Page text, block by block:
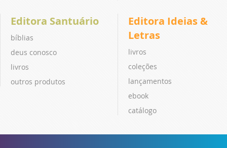
Editora Santuário
bíblias
deus conosco
livros
outros produtos
Editora Ideias &
Letras
livros
coleções
lançamentos
ebook
catálogo